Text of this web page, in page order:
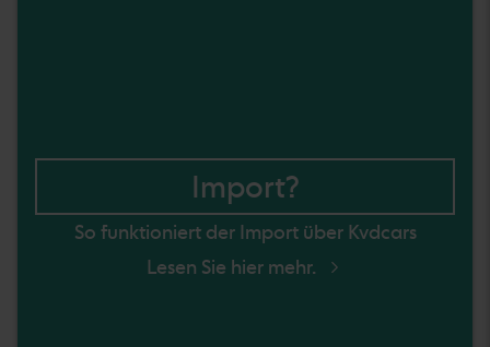
Import?
So funktioniert der Import über Kvdcars
Lesen Sie hier mehr.